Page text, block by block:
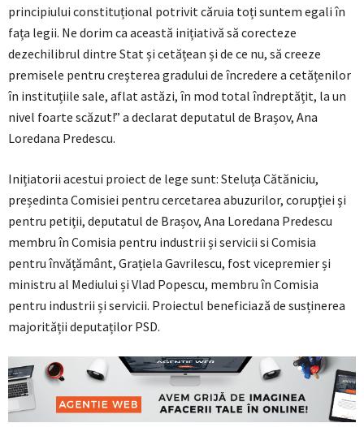
principiului constituțional potrivit căruia toți suntem egali în
fața legii. Ne dorim ca această inițiativă să corecteze
dezechilibrul dintre Stat și cetățean și de ce nu, să creeze
premisele pentru creşterea gradului de încredere a cetățenilor
în instituțiile sale, aflat astăzi, în mod total îndreptățit, la un
nivel foarte scăzut!” a declarat deputatul de Brașov, Ana
Loredana Predescu.
Inițiatorii acestui proiect de lege sunt: Steluța Cătăniciu,
președinta Comisiei pentru cercetarea abuzurilor, corupţiei şi
pentru petiţii, deputatul de Brașov, Ana Loredana Predescu
membru în Comisia pentru industrii și servicii si Comisia
pentru învățământ, Grațiela Gavrilescu, fost vicepremier și
ministru al Mediului și Vlad Popescu, membru în Comisia
pentru industrii și servicii. Proiectul beneficiază de susținerea
majorității deputaților PSD.